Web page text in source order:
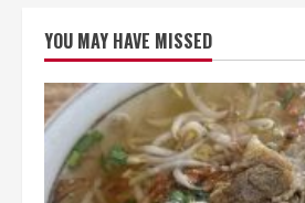
YOU MAY HAVE MISSED